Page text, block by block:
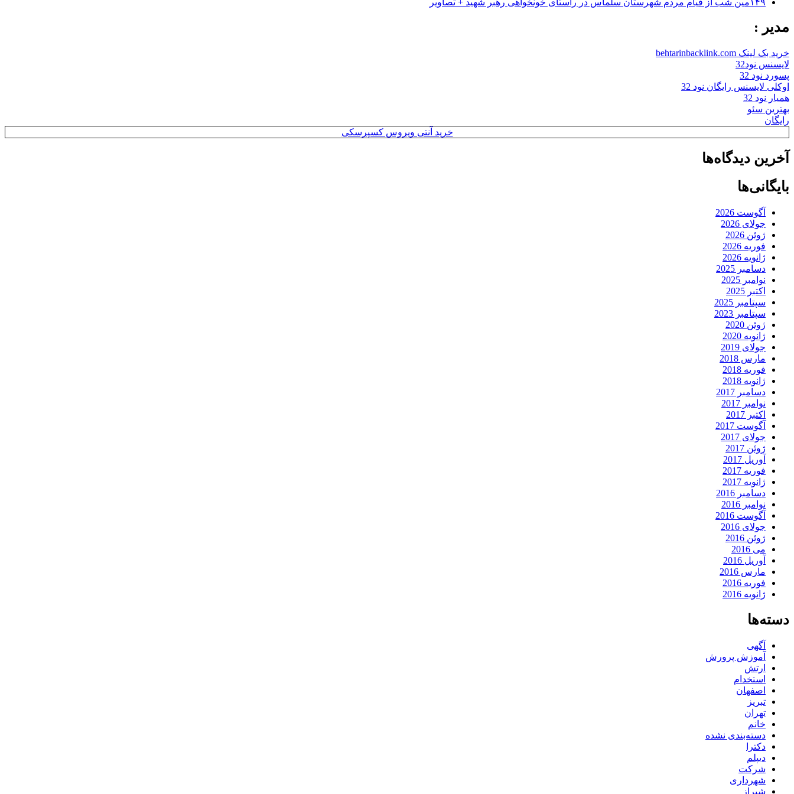
مدیر :
خرید بک لینک behtarinbacklink.com
لایسنس نود32
پسورد نود 32
اوکلی لایسنس رایگان نود 32
همیار نود 32
بهترین سئو
رایگان
خرید آنتی ویروس کسپرسکی
آخرین دیدگاه‌ها
بایگانی‌ها
آگوست 2026
جولای 2026
ژوئن 2026
فوریه 2026
ژانویه 2026
دسامبر 2025
نوامبر 2025
اکتبر 2025
سپتامبر 2025
سپتامبر 2023
ژوئن 2020
ژانویه 2020
جولای 2019
مارس 2018
فوریه 2018
ژانویه 2018
دسامبر 2017
نوامبر 2017
اکتبر 2017
آگوست 2017
جولای 2017
ژوئن 2017
آوریل 2017
فوریه 2017
ژانویه 2017
دسامبر 2016
نوامبر 2016
آگوست 2016
جولای 2016
ژوئن 2016
می 2016
آوریل 2016
مارس 2016
فوریه 2016
ژانویه 2016
دسته‌ها
آگهی
آموزش پرورش
ارتش
استخدام
اصفهان
تبریز
تهران
خانم
دسته‌بندی نشده
دکترا
دیپلم
شرکت
شهرداری
شیراز